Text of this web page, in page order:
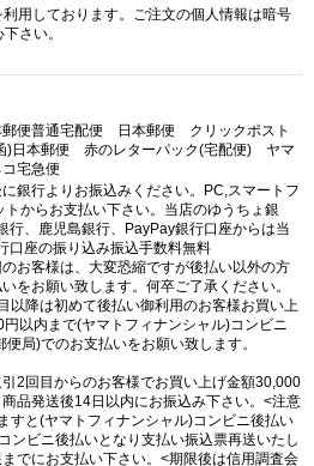
用しております。ご注文の個人情報は暗号
さい。
郵便普通宅配便 日本郵便 クリックポスト
)日本郵便 赤のレターパック(宅配便) ヤマ
コ宅急便
銀行よりお振込みください。PC,スマートフ
トからお支払い下さい。当店のゆうちょ銀
行、鹿児島銀行、PayPay銀行口座からは当
口座の振り込み振込手数料無料
お客様は、大変恐縮ですが後払い以外の方
をお願い致します。何卒ご了承ください。
以降は初めて後払い御利用のお客様お買い上
以内まで(ヤマトフィナンシャル)コンビニ
便局)でのお支払いをお願い致します。
2回目からのお客様でお買い上げ金額30,000
商品発送後14日以内にお振込み下さい。<注意
すと(ヤマトフィナンシャル)コンビニ後払い
ンビニ後払いとなり支払い振込票再送いたし
でにお支払い下さい。<期限後は信用調査会